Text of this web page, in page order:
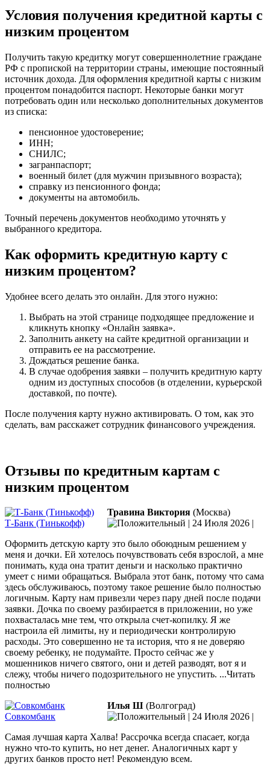
Условия получения кредитной карты с
низким процентом
Получить такую кредитку могут совершеннолетние граждане
РФ с пропиской на территории страны, имеющие постоянный
источник дохода. Для оформления кредитной карты с низким
процентом понадобится паспорт. Некоторые банки могут
потребовать один или несколько дополнительных документов
из списка:
пенсионное удостоверение;
ИНН;
СНИЛС;
загранпаспорт;
военный билет (для мужчин призывного возраста);
справку из пенсионного фонда;
документы на автомобиль.
Точный перечень документов необходимо уточнять у
выбранного кредитора.
Как оформить кредитную карту с
низким процентом?
Удобнее всего делать это онлайн. Для этого нужно:
Выбрать на этой странице подходящее предложение и
кликнуть кнопку «Онлайн заявка».
Заполнить анкету на сайте кредитной организации и
отправить ее на рассмотрение.
Дождаться решение банка.
В случае одобрения заявки – получить кредитную карту
одним из доступных способов (в отделении, курьерской
доставкой, по почте).
После получения карту нужно активировать. О том, как это
сделать, вам расскажет сотрудник финансового учреждения.
Отзывы по кредитным картам c
низким процентом
Т-Банк (Тинькофф)
Травина Виктория (Москва)
| 24 Июля 2026 |
Оформить детскую карту это было обоюдным решением у
меня и дочки. Ей хотелось почувствовать себя взрослой, а мне
понимать, куда она тратит деньги и насколько практично
умеет с ними обращаться. Выбрала этот банк, потому что сама
здесь обслуживаюсь, поэтому такое решение было полностью
логичным. Карту нам привезли через пару дней после подачи
заявки. Дочка по своему разбирается в приложении, но уже
похвасталась мне тем, что открыла счет-копилку. Я же
настроила ей лимиты, ну и периодически контролирую
расходы. Это совершенно не та история, что я не доверяю
своему ребенку, не подумайте. Просто сейчас же у
мошенников ничего святого, они и детей разводят, вот я и
слежу, чтобы ничего подозрительного не упустить. ...Читать
полностью
Совкомбанк
Илья Ш (Волгоград)
| 24 Июля 2026 |
Самая лучшая карта Халва! Рассрочка всегда спасает, когда
нужно что-то купить, но нет денег. Аналогичных карт у
других банков просто нет! Рекомендую всем.